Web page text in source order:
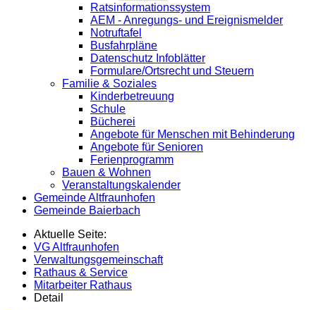
Ratsinformationssystem
AEM - Anregungs- und Ereignismelder
Notruftafel
Busfahrpläne
Datenschutz Infoblätter
Formulare/Ortsrecht und Steuern
Familie & Soziales
Kinderbetreuung
Schule
Bücherei
Angebote für Menschen mit Behinderung
Angebote für Senioren
Ferienprogramm
Bauen & Wohnen
Veranstaltungskalender
Gemeinde Altfraunhofen
Gemeinde Baierbach
Aktuelle Seite:
VG Altfraunhofen
Verwaltungsgemeinschaft
Rathaus & Service
Mitarbeiter Rathaus
Detail